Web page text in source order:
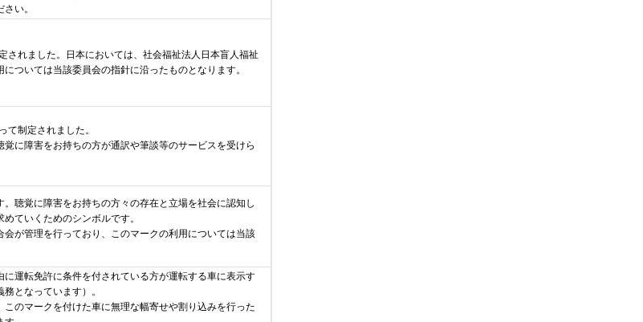
い。
れました。日本においては、社会福祉法人日本盲人福祉
ついては当該委員会の指針に沿ったものとなります。
制定されました。
に障害をお持ちの方が通訳や筆談等のサービスを受けら
聴覚に障害をお持ちの方々の存在と立場を社会に認知し
ていくためのシンボルです。
が管理を行っており、このマークの利用については当該
運転免許に条件を付されている方が運転する車に表示す
となっています）。
のマークを付けた車に無理な幅寄せや割り込みを行った